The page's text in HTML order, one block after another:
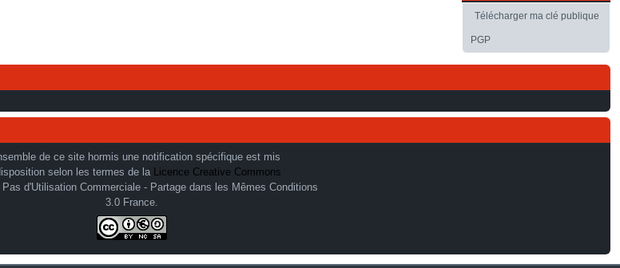
Télécharger ma clé publique
PGP
de ce site hormis une notification spécifique est mis
selon les termes de la Licence Creative Commons
d'Utilisation Commerciale - Partage dans les Mêmes Conditions
3.0 France.